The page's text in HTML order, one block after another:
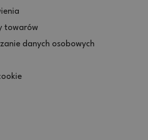
towarów
danych osobowych